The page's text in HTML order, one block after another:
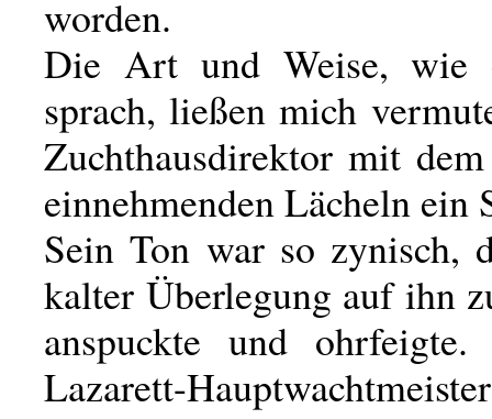
worden.
Die Art und Weise,
sprach, ließen mich
Zuchthausdirektor mit
einnehmenden Lächeln ein
Sein Ton war so zynisch,
kalter Überlegung auf ihn
anspuckte und
Lazarett-